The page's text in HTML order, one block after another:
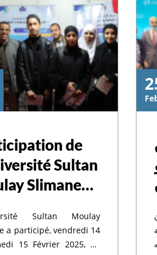
السلطان
العرش
de
Sultan
Slimane
de
Béni
Sultan Moulay
a participé, vendredi 14
15 Février 2025, au